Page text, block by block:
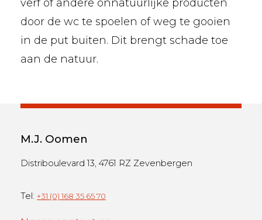
verf of andere onnatuurlijke producten
door de wc te spoelen of weg te gooien
in de put buiten. Dit brengt schade toe
aan de natuur.
M.J. Oomen
Distriboulevard 13, 4761 RZ Zevenbergen
Tel: +31 (0) 168 35 65 70